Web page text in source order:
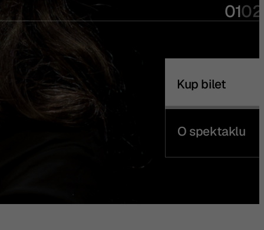
0102
Kup bilet
O spektaklu